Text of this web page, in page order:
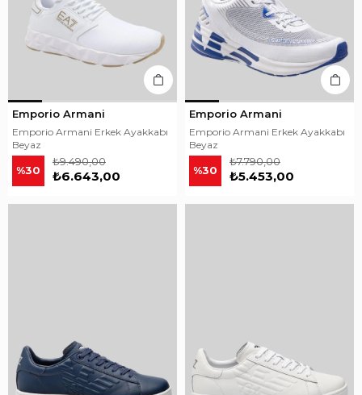
Emporio Armani
Emporio Armani Erkek Ayakkabı
Beyaz
%30 ₺6.643,00
₺9.490,00
Emporio Armani
Emporio Armani Erkek Ayakkabı
Beyaz
%30 ₺5.453,00
₺7.790,00